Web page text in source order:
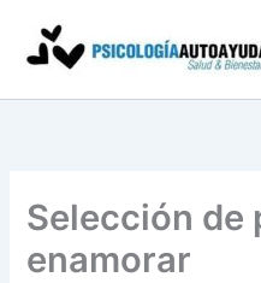
contenido
Selección de
enamorar